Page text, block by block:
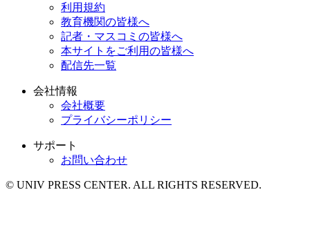
利用規約
教育機関の皆様へ
記者・マスコミの皆様へ
本サイトをご利用の皆様へ
配信先一覧
会社情報
会社概要
プライバシーポリシー
サポート
お問い合わせ
© UNIV PRESS CENTER. ALL RIGHTS RESERVED.